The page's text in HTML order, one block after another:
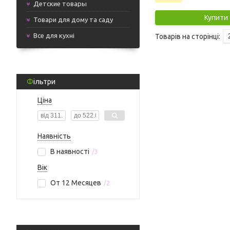
Детские товары
Товари для дому та саду
Все для кухні
Фільтри
Ціна
Наявність
В наявності
3
Вік
От 12 Месяцев
2
Купити